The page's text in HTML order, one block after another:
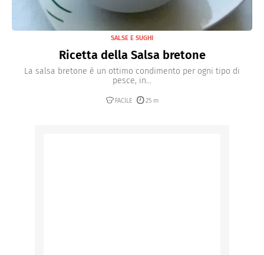
SALSE E SUGHI
Ricetta della Salsa bretone
La salsa bretone è un ottimo condimento per ogni tipo di
pesce, in...
FACILE 25 m